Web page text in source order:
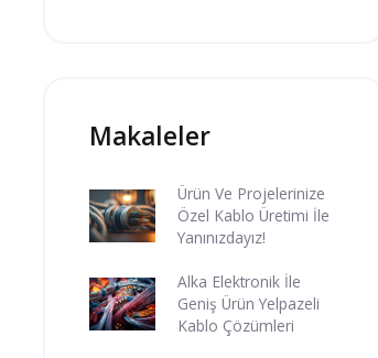
Makaleler
Ürün Ve Projelerinize
Özel Kablo Üretimi İle
Yanınızdayız!
Alka Elektronik İle
Geniş Ürün Yelpazeli
Kablo Çözümleri